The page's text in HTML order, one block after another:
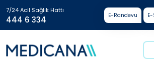
7/24 Acil Sağlık Hattı
444 6 334 E-Randevu